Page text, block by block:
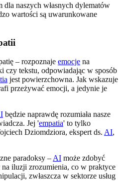
dla naszych własnych dylematów
wartości są uwarunkowane
– rozpoznaje emocje na
czy tekstu, odpowiadając w sposób
jest powierzchowna. Jak wskazuje
przeżywać emocji, a jedynie je
będzie naprawdę rozumiała nasze
Jej 'empatia' to tylko
Dziomdziora, ekspert ds. AI,
paradoksy – AI może zdobyć
iluzji zrozumienia, co w praktyce
zwłaszcza w sektorze usług